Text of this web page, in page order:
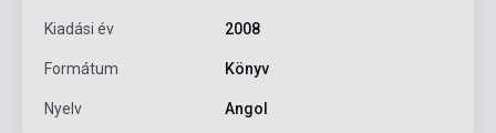
Kiadási év 2008
Formátum Könyv
Nyelv Angol